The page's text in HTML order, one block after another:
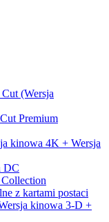
(Wersja
Premium
kinowa 4K + Wersja
DC
z kartami postaci
kinowa 3-D +